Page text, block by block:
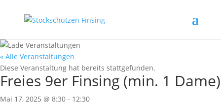
« Alle Veranstaltungen
Diese Veranstaltung hat bereits stattgefunden.
Freies 9er Finsing (min. 1 Dame)
Mai 17, 2025 @ 8:30 - 12:30